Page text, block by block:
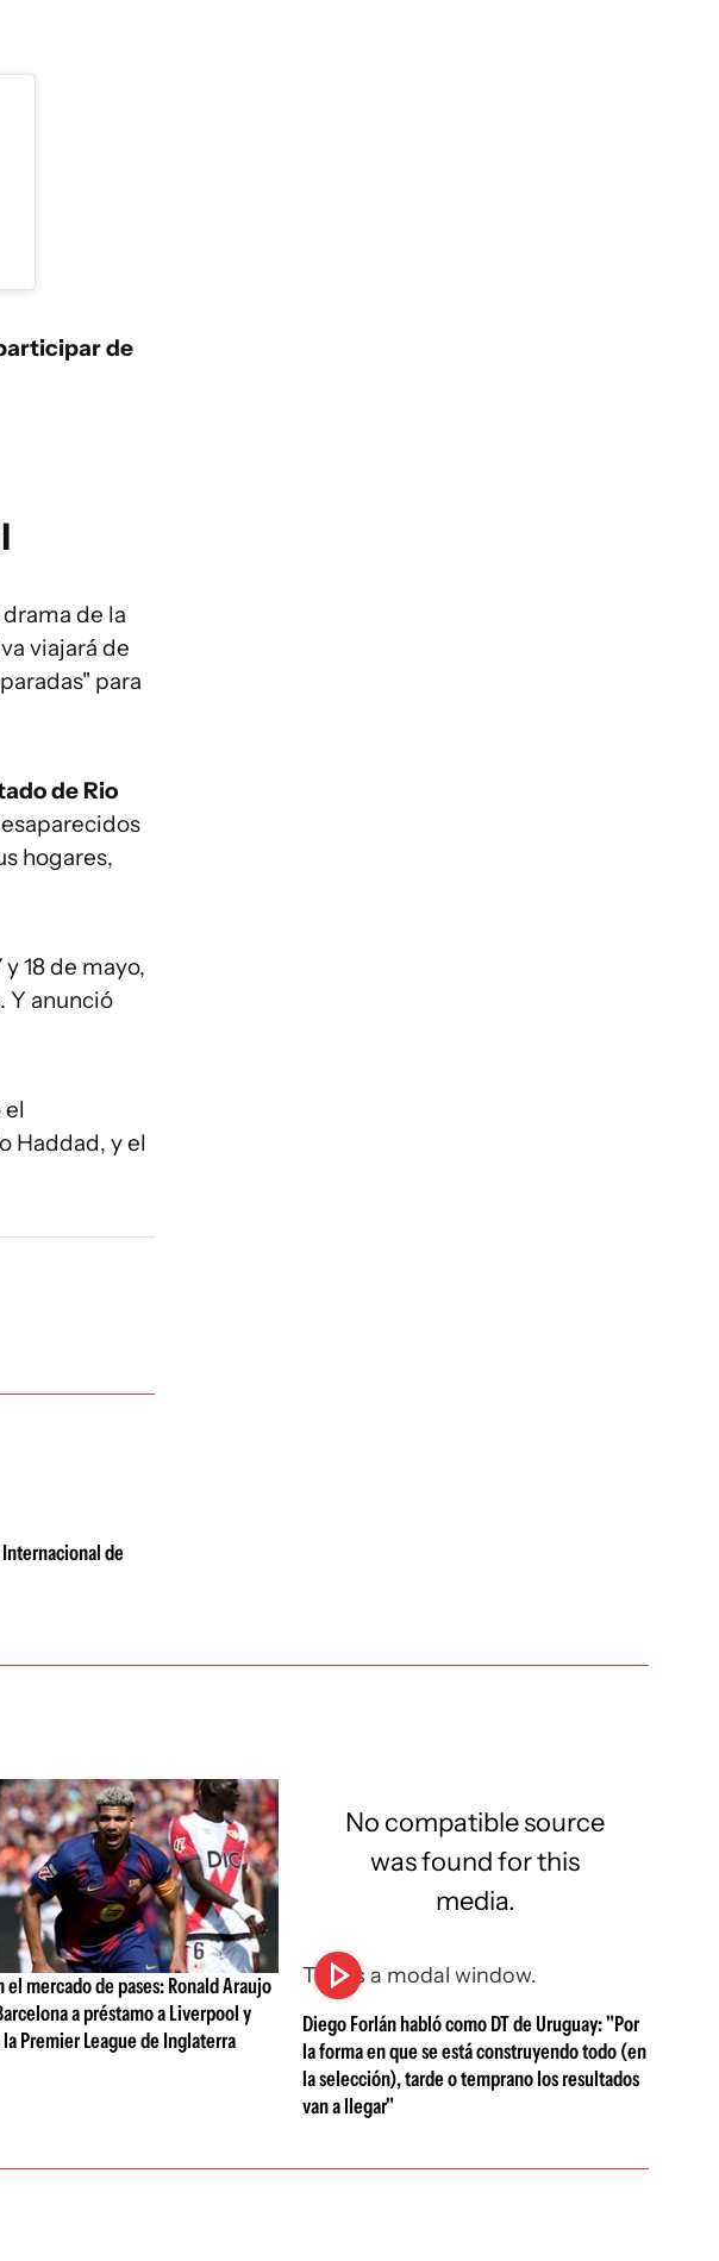
de
de la
viajará de
para
deRio
hogares,
18 de mayo,
Y anunció
el
Haddad, y el
de
el mercado de pases: Ronald Araujo
a préstamo a Liverpool y
Premier League de Inglaterra
This is a modal window.
No compatible source
was found for this
media.
Diego Forlán habló como DT de Uruguay: "Por
la forma en que se está construyendo todo (en
la selección), tarde o temprano los resultados
van a llegar"